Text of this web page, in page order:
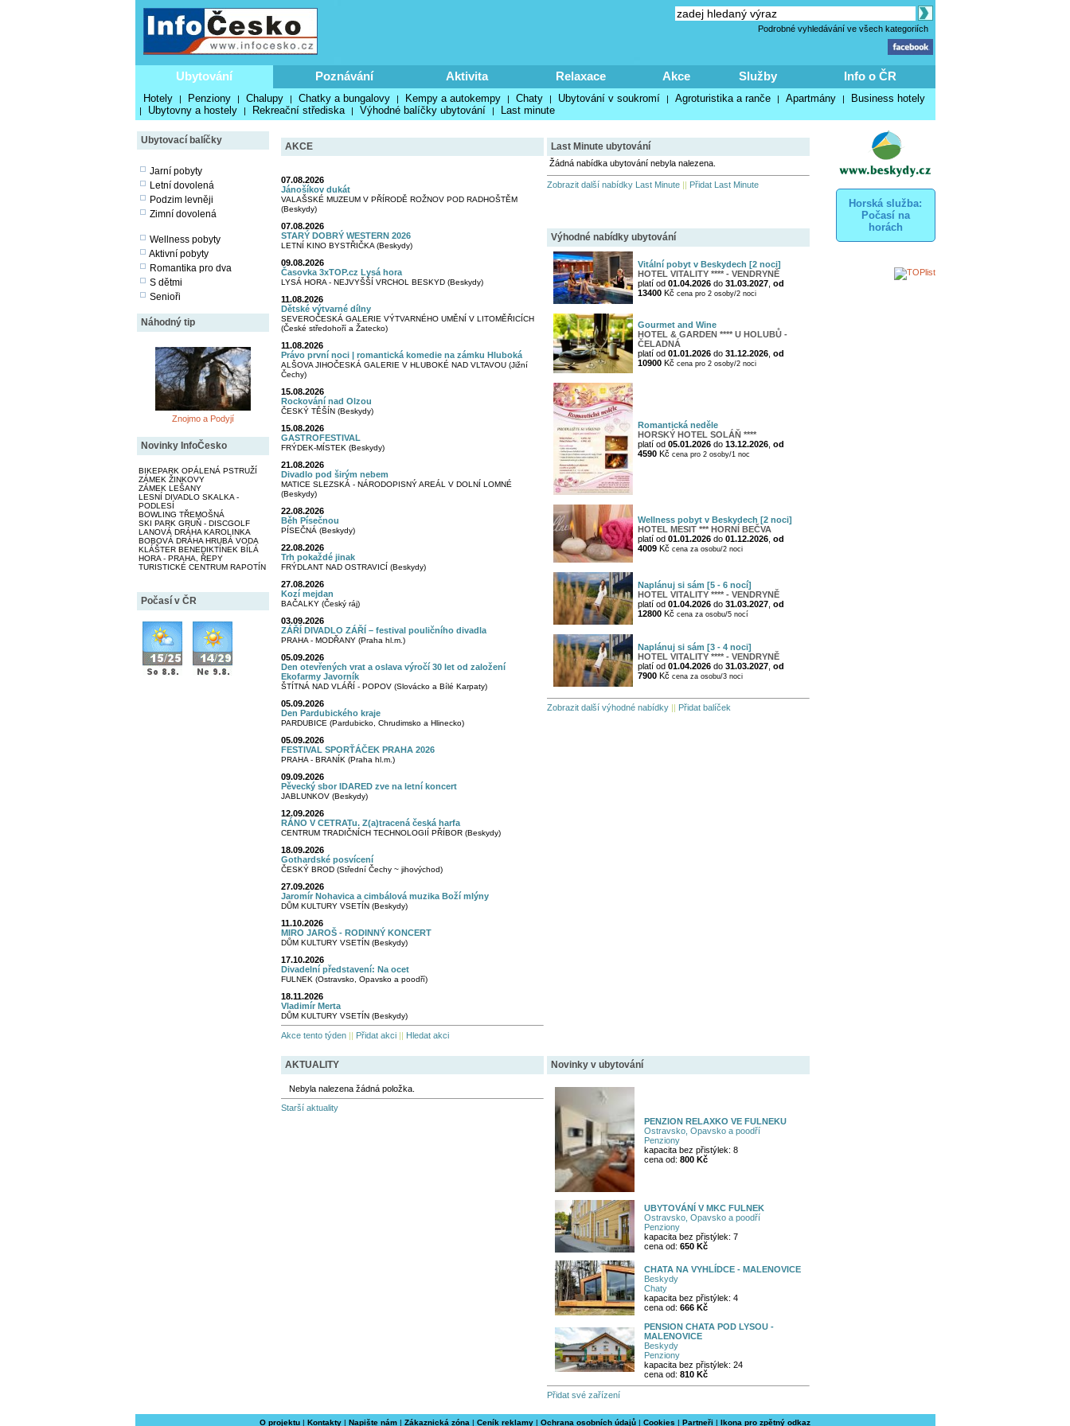
Podrobné vyhledávání ve všech kategoriích
Ubytování Poznávání Aktivita Relaxace Akce Služby Info o ČR
Hotely | Penziony | Chalupy | Chatky a bungalovy | Kempy a autokempy | Chaty | Ubytování v soukromí | Agroturistika a ranče | Apartmány | Business hotely
| Ubytovny a hostely | Rekreační střediska | Výhodné balíčky ubytování | Last minute
Ubytovací balíčky
Jarní pobyty
Letní dovolená
Podzim levněji
Zimní dovolená
Wellness pobyty
Aktivní pobyty
Romantika pro dva
S dětmi
Senioři
Náhodný tip
Znojmo a Podyjí
Novinky InfoČesko
BIKEPARK OPÁLENÁ PSTRUŽÍ
ZÁMEK ŽINKOVY
ZÁMEK LEŠANY
LESNÍ DIVADLO SKALKA -
PODLESÍ
BOWLING TŘEMOŠNÁ
SKI PARK GRUŇ - DISCGOLF
LANOVÁ DRÁHA KAROLINKA
BOBOVÁ DRÁHA HRUBÁ VODA
KLÁŠTER BENEDIKTÍNEK BÍLÁ
HORA - PRAHA, ŘEPY
TURISTICKÉ CENTRUM RAPOTÍN
Počasí v ČR
Horská služba:
Počasí na
horách
AKCE
07.08.2026
Jánošíkov dukát
VALAŠSKÉ MUZEUM V PŘÍRODĚ ROŽNOV POD RADHOŠTĚM
(Beskydy)
07.08.2026
STARÝ DOBRÝ WESTERN 2026
LETNÍ KINO BYSTŘIČKA (Beskydy)
09.08.2026
Časovka 3xTOP.cz Lysá hora
LYSÁ HORA - NEJVYŠŠÍ VRCHOL BESKYD (Beskydy)
11.08.2026
Dětské výtvarné dílny
SEVEROČESKÁ GALERIE VÝTVARNÉHO UMĚNÍ V LITOMĚŘICÍCH
(České středohoří a Žatecko)
11.08.2026
Právo první noci | romantická komedie na zámku Hluboká
ALŠOVA JIHOČESKÁ GALERIE V HLUBOKÉ NAD VLTAVOU (Jižní
Čechy)
15.08.2026
Rockování nad Olzou
ČESKÝ TĚŠÍN (Beskydy)
15.08.2026
GASTROFESTIVAL
FRÝDEK-MÍSTEK (Beskydy)
21.08.2026
Divadlo pod širým nebem
MATICE SLEZSKÁ - NÁRODOPISNÝ AREÁL V DOLNÍ LOMNÉ
(Beskydy)
22.08.2026
Běh Písečnou
PÍSEČNÁ (Beskydy)
22.08.2026
Trh pokaždé jinak
FRÝDLANT NAD OSTRAVICÍ (Beskydy)
27.08.2026
Kozí mejdan
BAČALKY (Český ráj)
03.09.2026
ZÁŘÍ DIVADLO ZÁŘÍ – festival pouličního divadla
PRAHA - MODŘANY (Praha hl.m.)
05.09.2026
Den otevřených vrat a oslava výročí 30 let od založení
Ekofarmy Javorník
ŠTÍTNÁ NAD VLÁŘÍ - POPOV (Slovácko a Bílé Karpaty)
05.09.2026
Den Pardubického kraje
PARDUBICE (Pardubicko, Chrudimsko a Hlinecko)
05.09.2026
FESTIVAL SPORŤÁČEK PRAHA 2026
PRAHA - BRANÍK (Praha hl.m.)
09.09.2026
Pěvecký sbor IDARED zve na letní koncert
JABLUNKOV (Beskydy)
12.09.2026
RÁNO V CETRATu. Z(a)tracená česká harfa
CENTRUM TRADIČNÍCH TECHNOLOGIÍ PŘÍBOR (Beskydy)
18.09.2026
Gothardské posvícení
ČESKÝ BROD (Střední Čechy ~ jihovýchod)
27.09.2026
Jaromír Nohavica a cimbálová muzika Boží mlýny
DŮM KULTURY VSETÍN (Beskydy)
11.10.2026
MIRO JAROŠ - RODINNÝ KONCERT
DŮM KULTURY VSETÍN (Beskydy)
17.10.2026
Divadelní představení: Na ocet
FULNEK (Ostravsko, Opavsko a poodří)
18.11.2026
Vladimír Merta
DŮM KULTURY VSETÍN (Beskydy)
Akce tento týden|| Přidat akci|| Hledat akci
Last Minute ubytování
Žádná nabídka ubytování nebyla nalezena.
Zobrazit další nabídky Last Minute || Přidat Last Minute
Výhodné nabídky ubytování
Vitální pobyt v Beskydech [2 noci]
HOTEL VITALITY **** - VENDRYNĚ
platí od 01.04.2026do 31.03.2027, od
13400Kč cena pro 2 osoby/2 noci
Gourmet and Wine
HOTEL & GARDEN **** U HOLUBŮ -
ČELADNÁ
platí od 01.01.2026do 31.12.2026, od
10900Kč cena pro 2 osoby/2 noci
Romantická neděle
HORSKÝ HOTEL SOLÁŇ ****
platí od 05.01.2026do 13.12.2026, od
4590Kč cena pro 2 osoby/1 noc
Wellness pobyt v Beskydech [2 noci]
HOTEL MESIT *** HORNÍ BEČVA
platí od 01.01.2026do 01.12.2026, od
4009Kč cena za osobu/2 noci
Naplánuj si sám [5 - 6 nocí]
HOTEL VITALITY **** - VENDRYNĚ
platí od 01.04.2026do 31.03.2027, od
12800Kč cena za osobu/5 nocí
Naplánuj si sám [3 - 4 noci]
HOTEL VITALITY **** - VENDRYNĚ
platí od 01.04.2026do 31.03.2027, od
7900Kč cena za osobu/3 noci
Zobrazit další výhodné nabídky|| Přidat balíček
AKTUALITY
Nebyla nalezena žádná položka.
Starší aktuality
Novinky v ubytování
PENZION RELAXKO VE FULNEKU
Ostravsko, Opavsko a poodří
Penziony
kapacita bez přistýlek: 8
cena od: 800 Kč
UBYTOVÁNÍ V MKC FULNEK
Ostravsko, Opavsko a poodří
Penziony
kapacita bez přistýlek: 7
cena od: 650 Kč
CHATA NA VYHLÍDCE - MALENOVICE
Beskydy
Chaty
kapacita bez přistýlek: 4
cena od: 666 Kč
PENSION CHATA POD LYSOU -
MALENOVICE
Beskydy
Penziony
kapacita bez přistýlek: 24
cena od: 810 Kč
Přidat své zařízení
O projektu | Kontakty | Napište nám | Zákaznická zóna | Ceník reklamy | Ochrana osobních údajů | Cookies | Partneři | Ikona pro zpětný odkaz